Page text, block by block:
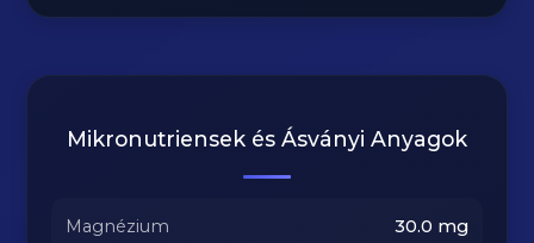
Mikronutriensek és Ásványi Anyagok
Magnézium 30.0 mg